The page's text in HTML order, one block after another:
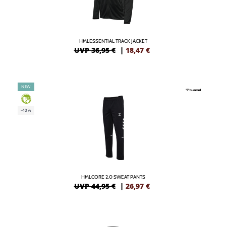
HMLESSENTIAL TRACK JACKET
UVP 36,95 € | 18,47 €
NEW
GREEN
-40%
HMLCORE 2.0 SWEAT PANTS
UVP 44,95 € | 26,97 €